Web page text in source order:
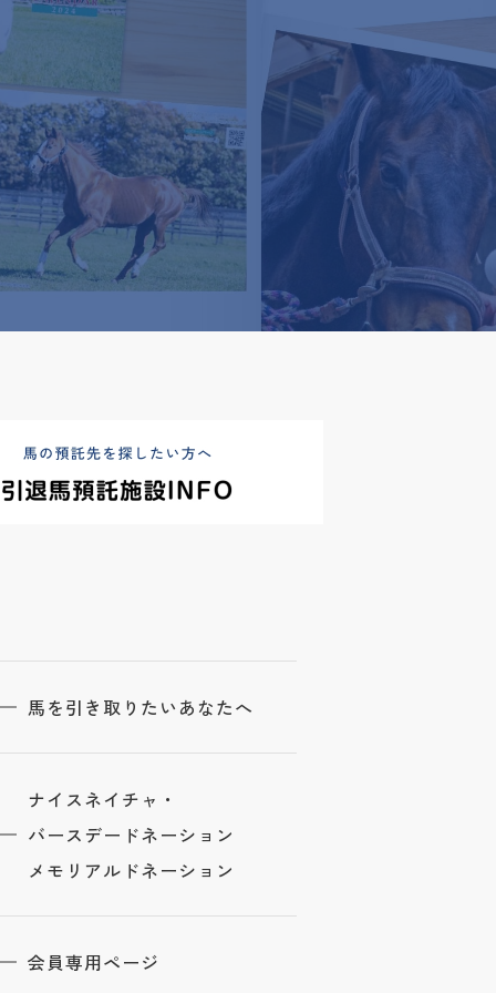
馬を引き取りたいあなたへ
ナイスネイチャ・
バースデードネーション
メモリアルドネーション
会員専用ページ